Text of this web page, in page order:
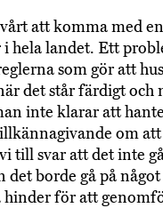
att komma med
i hela landet. Ett
som gör att
det står färdigt och
inte klarar att
om
till svar att det inte
det borde gå på
för att